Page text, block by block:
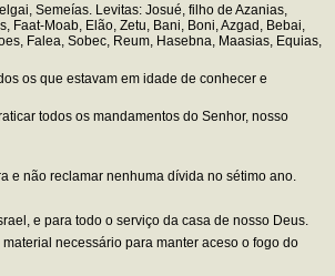
Semeías. Levitas: Josué, filho de Azanias,
Faat-Moab, Elão, Zetu, Bani, Boni, Azgad, Bebai,
Falea, Sobec, Reum, Hasebna, Maasias, Equias,
os que estavam em idade de conhecer e
todos os mandamentos do Senhor, nosso
e não reclamar nenhuma dívida no sétimo ano.
e para todo o serviço da casa de nosso Deus.
necessário para manter aceso o fogo do